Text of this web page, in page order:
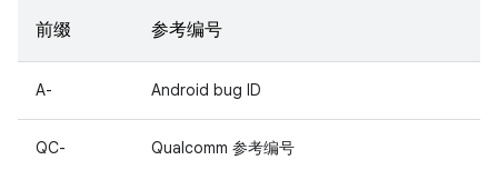
前缀 参考编号
A- Android bug ID
QC- Qualcomm 参考编号